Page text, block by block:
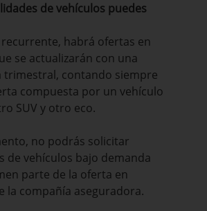
de vehículos puedes
habrá ofertas en
se actualizarán con una
trimestral, contando siempre
compuesta por un vehículo
SUV y otro eco.
no podrás solicitar
de vehículos bajo demanda
parte de la oferta en
la compañía aseguradora.